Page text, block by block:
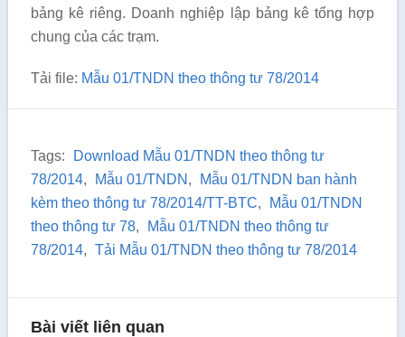
bảng kê riêng. Doanh nghiệp lập bảng kê tổng hợp
chung của các trạm.
Tải file: Mẫu 01/TNDN theo thông tư 78/2014
Tags:
Download Mẫu 01/TNDN theo thông tư
78/2014, Mẫu 01/TNDN ,
Mẫu 01/TNDN ban hành
kèm theo thông tư 78/2014/TT-BTC,
Mẫu 01/TNDN
theo thông tư 78,
Mẫu 01/TNDN theo thông tư
78/2014, Tải Mẫu 01/TNDN theo thông tư 78/2014
Bài viết liên quan